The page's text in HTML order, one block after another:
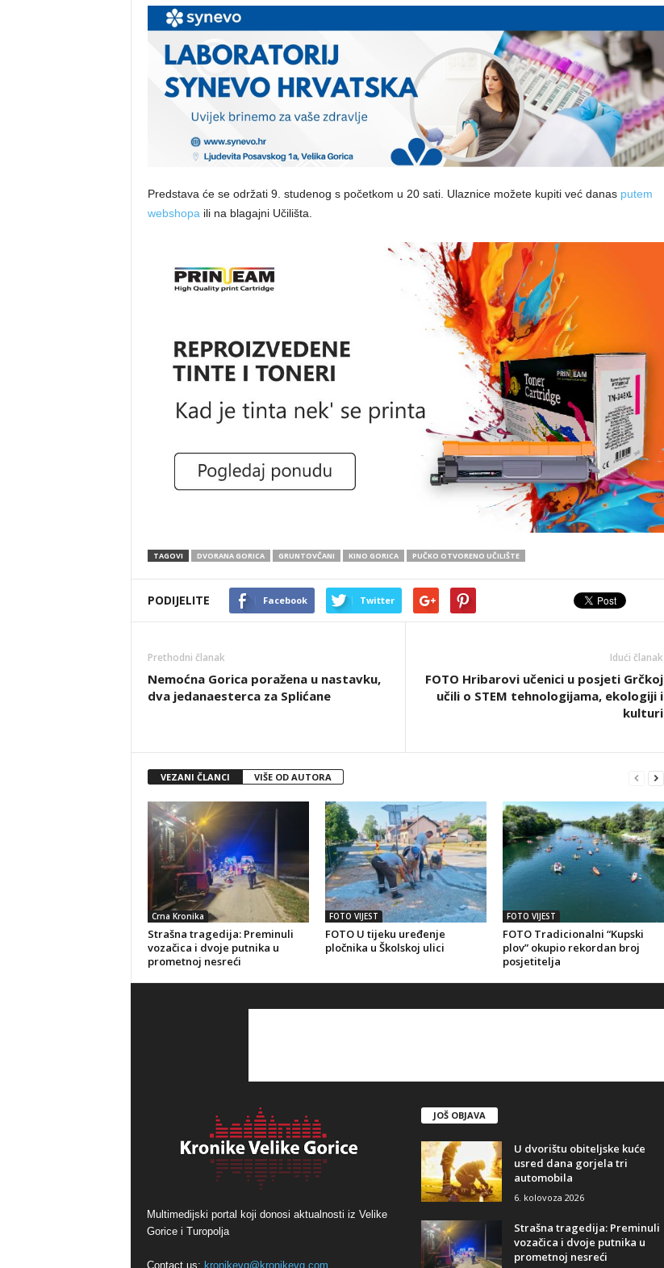
Predstava će se održati 9. studenog s početkom u 20 sati. Ulaznice možete kupiti već danas putem
webshopa ili na blagajni Učilišta.
TAGOVI DVORANA GORICA GRUNTOVČANI KINO GORICA PUČKO OTVORENO UČILIŠTE
PODIJELITE Facebook Twitter
Prethodni članak
Nemoćna Gorica poražena u nastavku,
dva jedanaesterca za Splićane
Idući članak
FOTO Hribarovi učenici u posjeti Grčkoj
učili o STEM tehnologijama, ekologiji i
kulturi
VEZANI ČLANCI VIŠE OD AUTORA
Crna Kronika
Strašna tragedija: Preminuli
vozačica i dvoje putnika u
prometnoj nesreći
FOTO VIJEST
FOTO U tijeku uređenje
pločnika u Školskoj ulici
FOTO VIJEST
FOTO Tradicionalni “Kupski
plov” okupio rekordan broj
posjetitelja
Multimedijski portal koji donosi aktualnosti iz Velike
Gorice i Turopolja
Contact us: kronikevg@kronikevg.com
JOŠ OBJAVA
U dvorištu obiteljske kuće
usred dana gorjela tri
automobila
6. kolovoza 2026
Strašna tragedija: Preminuli
vozačica i dvoje putnika u
prometnoj nesreći